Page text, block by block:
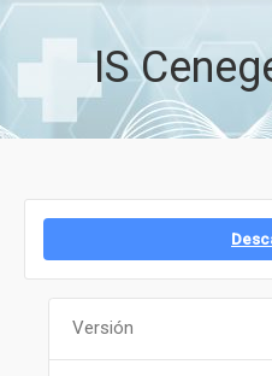
IS
Versión